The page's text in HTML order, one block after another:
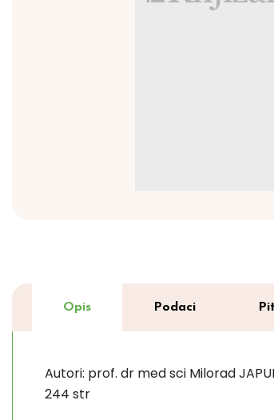
Opis Podaci
Autori: prof. dr med sci Milorad
244 str